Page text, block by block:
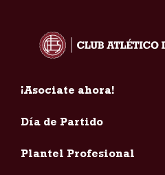
¡Asociate ahora!
Día de Partido
Plantel Profesional